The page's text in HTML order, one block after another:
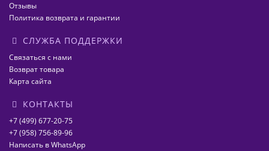
Отзывы
Политика возврата и гарантии
СЛУЖБА ПОДДЕРЖКИ
Связаться с нами
Возврат товара
Карта сайта
КОНТАКТЫ
+7 (499) 677-20-75
+7 (958) 756-89-96
Написать в WhatsApp